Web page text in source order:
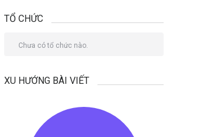
TỔ CHỨC
Chưa có tổ chức nào.
XU HƯỚNG BÀI VIẾT